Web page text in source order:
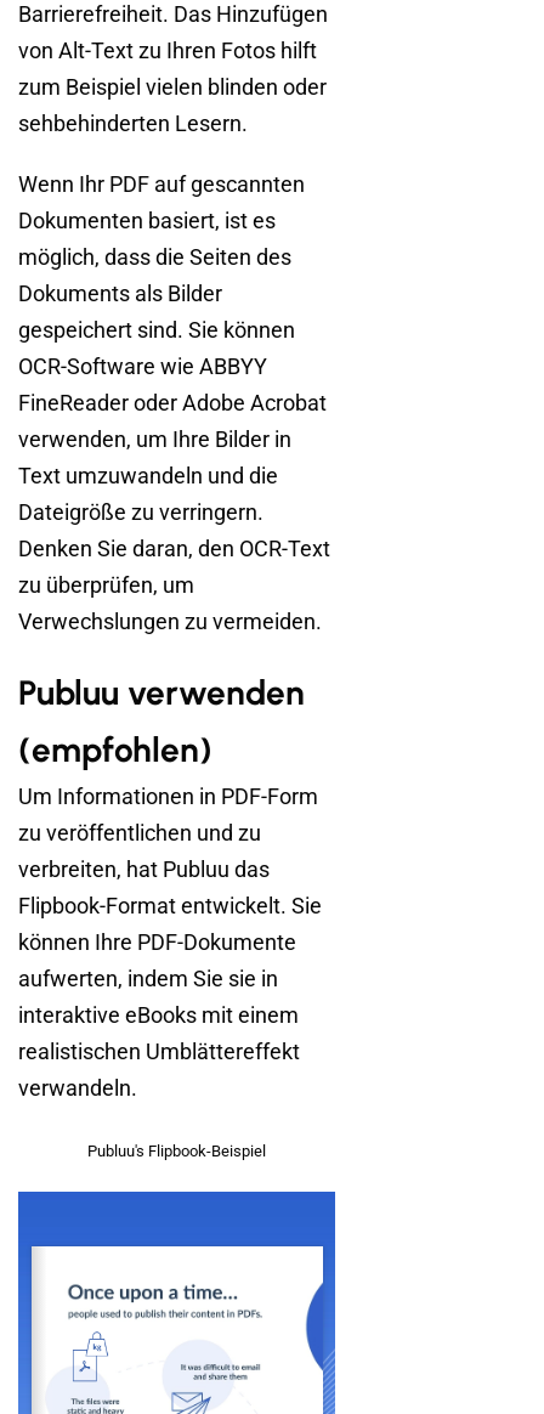
Barrierefreiheit. Das Hinzufügen
von Alt-Text zu Ihren Fotos hilft
zum Beispiel vielen blinden oder
sehbehinderten Lesern.
Wenn Ihr PDF auf gescannten
Dokumenten basiert, ist es
möglich, dass die Seiten des
Dokuments als Bilder
gespeichert sind. Sie können
OCR-Software wie ABBYY
FineReader oder Adobe Acrobat
verwenden, um Ihre Bilder in
Text umzuwandeln und die
Dateigröße zu verringern.
Denken Sie daran, den OCR-Text
zu überprüfen, um
Verwechslungen zu vermeiden.
Publuu verwenden
(empfohlen)
Um Informationen in PDF-Form
zu veröffentlichen und zu
verbreiten, hat Publuu das
Flipbook-Format entwickelt. Sie
können Ihre PDF-Dokumente
aufwerten, indem Sie sie in
interaktive eBooks mit einem
realistischen Umblättereffekt
verwandeln.
Publuu's Flipbook-Beispiel